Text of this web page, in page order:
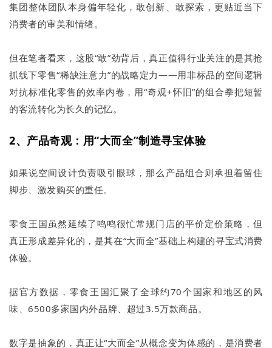
集团整体团队本身偏年轻化，敢创新、敢探索，更贴近当下
消费者的审美和情绪。
但在笔者看来，这股“敢”劲背后，真正值得行业关注的是其抢
抓线下零售“稀缺注意力”的战略定力——用非标品的空间逻辑
对抗标准化零售的效率内卷，用“奇观+怀旧”的组合拳把短暂
的客流转化为长久的记忆。
2、产品奇观：用“大而全”制造寻宝体验
如果说空间设计负责吸引眼球，那么产品组合则承担着留住
脚步、激发购买的重任。
零食王国虽然延续了鸣鸣很忙常规门店的平价定价策略，但
真正形成差异化的，是其在“大而全”基础上构建的寻宝式消费
体验。
据官方数据，零食王国汇聚了全球约70个国家和地区的风
味、6500多家国内外品牌、超过3.5万款商品。
数字是抽象的，真正让“大而全”从概念变为体感的，是消费者